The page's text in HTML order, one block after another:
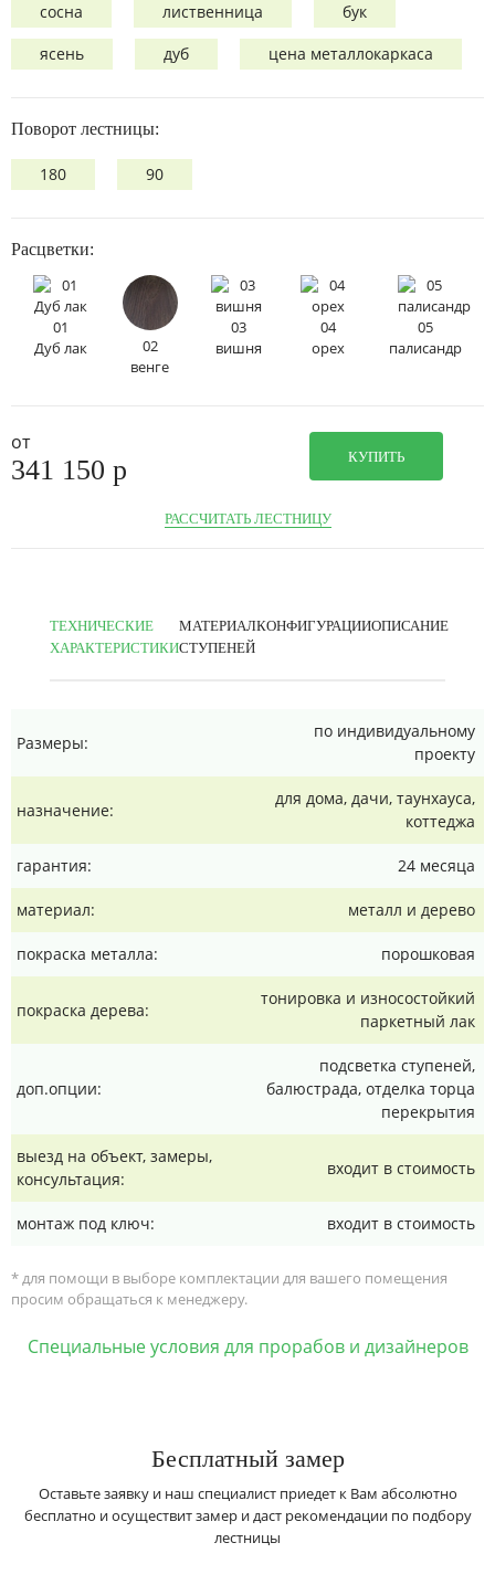
сосна лиственница
бук
ясень
дуб цена металлокаркаса
Поворот лестницы:
180 90
Расцветки:
01
Дуб лак
02
венге
03
вишня
04
орех
05
палисандр
от
341 150 p КУПИТЬ
РАССЧИТАТЬ ЛЕСТНИЦУ
ТЕХНИЧЕСКИЕ
ХАРАКТЕРИСТИКИ
МАТЕРИАЛ
СТУПЕНЕЙ
КОНФИГУРАЦИИОПИСАНИЕ
Размеры:
по индивидуальному
проекту
назначение:
для дома, дачи, таунхауса,
коттеджа
гарантия: 24 месяца
материал: металл и дерево
покраска металла: порошковая
покраска дерева:
тонировка и износостойкий
паркетный лак
доп.опции:
подсветка ступеней,
балюстрада, отделка торца
перекрытия
выезд на объект, замеры,
консультация:
входит в стоимость
монтаж под ключ: входит в стоимость
* для помощи в выборе комплектации для вашего помещения
просим обращаться к менеджеру.
Специальные условия для прорабов и дизайнеров
Бесплатный замер
Оставьте заявку и наш специалист приедет к Вам абсолютно
бесплатно и осуществит замер и даст рекомендации по подбору
лестницы